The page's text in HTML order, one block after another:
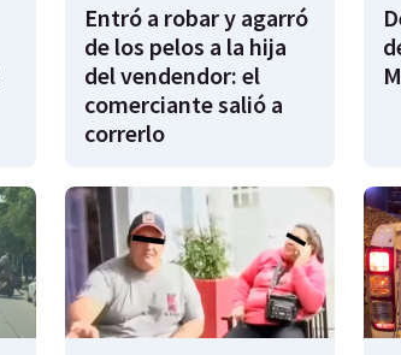
Entró a robar y agarró
de los pelos a la hija
del vendendor: el
comerciante salió a
correrlo